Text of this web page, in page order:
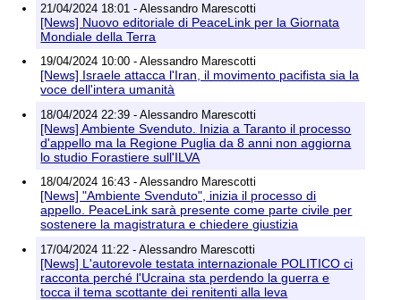
21/04/2024 18:01 - Alessandro Marescotti
[News] Nuovo editoriale di PeaceLink per la Giornata
Mondiale della Terra
19/04/2024 10:00 - Alessandro Marescotti
[News] Israele attacca l'Iran, il movimento pacifista sia la
voce dell'intera umanità
18/04/2024 22:39 - Alessandro Marescotti
[News] Ambiente Svenduto. Inizia a Taranto il processo
d'appello ma la Regione Puglia da 8 anni non aggiorna
lo studio Forastiere sull'ILVA
18/04/2024 16:43 - Alessandro Marescotti
[News] "Ambiente Svenduto", inizia il processo di
appello. PeaceLink sarà presente come parte civile per
sostenere la magistratura e chiedere giustizia
17/04/2024 11:22 - Alessandro Marescotti
[News] L'autorevole testata internazionale POLITICO ci
racconta perché l'Ucraina sta perdendo la guerra e
tocca il tema scottante dei renitenti alla leva